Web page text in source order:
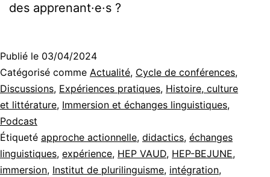
des apprenant·e·s ?
Publié le 03/04/2024
Catégorisé comme Actualité, Cycle de conférences,
Discussions, Expériences pratiques, Histoire, culture
et littérature, Immersion et échanges linguistiques,
Podcast
Étiqueté approche actionnelle, didactics, échanges
linguistiques, expérience, HEP VAUD, HEP-BEJUNE,
immersion, Institut de plurilinguisme, intégration,